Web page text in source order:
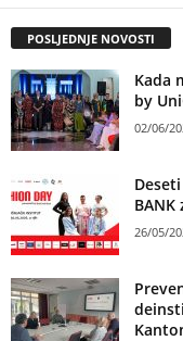
POSLJEDNJE NOVOSTI
Kada
by
02/06/
BANK
26/05/